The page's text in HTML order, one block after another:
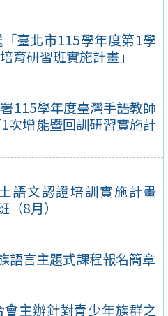
臺北市115學年度第1學
育研習班實施計畫」
115學年度臺灣手語教師
次增能暨回訓研習實施計
語文認證培訓實施計畫
8月）
語言主題式課程報名簡章
主辦針對青少年族群之